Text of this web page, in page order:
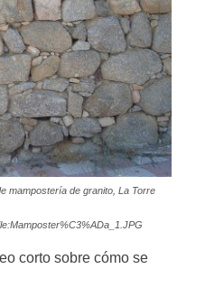
mampostería de granito, La Torre
corto sobre cómo se